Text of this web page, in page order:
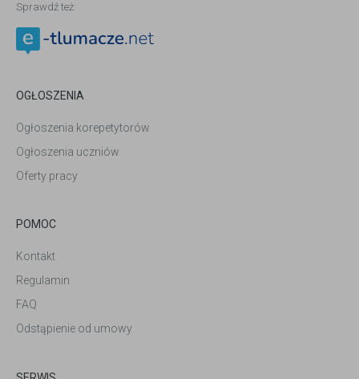
Sprawdź też:
OGŁOSZENIA
Ogłoszenia korepetytorów
Ogłoszenia uczniów
Oferty pracy
POMOC
Kontakt
Regulamin
FAQ
Odstąpienie od umowy